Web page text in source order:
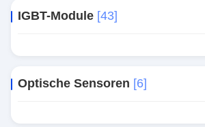
IGBT-Module [43]
Optische Sensoren [6]